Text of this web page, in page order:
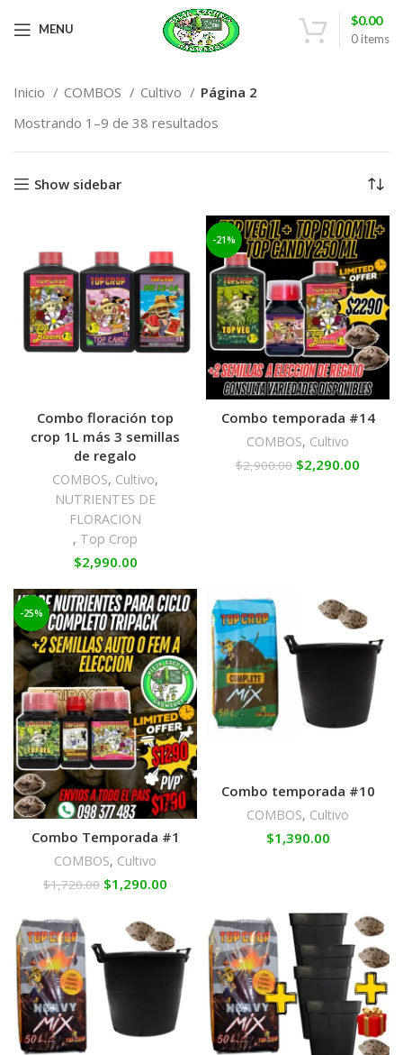
MENU
0items
$0.00
Inicio COMBOS Cultivo
Página 2
Mostrando 1–9 de 38 resultados
Show sidebar
Combo floración top
crop 1L más 3 semillas
de regalo
COMBOS, Cultivo,
NUTRIENTES DE
FLORACION
, Top Crop
$2,990.00
-21%
Combo temporada #14
COMBOS, Cultivo
$2,900.00 $2,290.00
-25%
Combo Temporada #1
COMBOS, Cultivo
$1,720.00 $1,290.00
Combo temporada #10
COMBOS, Cultivo
$1,390.00